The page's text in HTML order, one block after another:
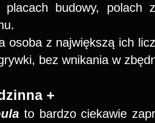
placach budowy, polach
osoba z największą ich
bez wnikania w
+
to bardzo ciekawie